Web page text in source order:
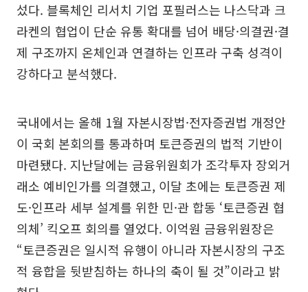
섰다. 블록체인 리서치 기업 포필러스는 나스닥과 크
라켄의 협업이 단순 유통 확대를 넘어 배당·의결권·결
제 구조까지 온체인과 연결하는 인프라 구축 성격이
강하다고 분석했다.
국내에서는 올해 1월 자본시장법·전자증권법 개정안
이 국회 본회의를 통과하며 토큰증권의 법적 기반이
마련됐다. 지난달에는 금융위원회가 조각투자 장외거
래소 예비인가를 의결했고, 이달 초에는 토큰증권 제
도·인프라 세부 설계를 위한 민·관 합동 ‘토큰증권 협
의체’ 킥오프 회의를 열었다. 이억원 금융위원장은
“토큰증권은 일시적 유행이 아니라 자본시장의 구조
적 융합을 뒷받침하는 하나의 축이 될 것”이라고 밝